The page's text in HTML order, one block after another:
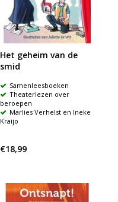
Het geheim van de
smid
Samenleesboeken
Theaterlezen over
beroepen
Marlies Verhelst en Ineke
Kraijo
€18,99